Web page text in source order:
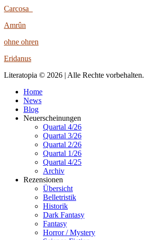
Carcosa
Amrûn
ohne ohren
Eridanus
Literatopia © 2026 | Alle Rechte vorbehalten.
Home
News
Blog
Neuerscheinungen
Quartal 4/26
Quartal 3/26
Quartal 2/26
Quartal 1/26
Quartal 4/25
Archiv
Rezensionen
Übersicht
Belletristik
Historik
Dark Fantasy
Fantasy
Horror / Mystery